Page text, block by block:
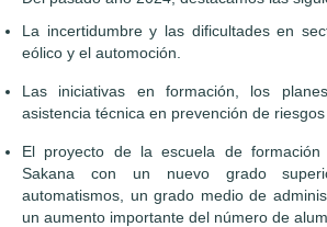
La incertidumbre y las dificultades en
eólico y el automoción.
Las iniciativas en formación, los
asistencia técnica en prevención de riesgos
El proyecto de la escuela de formación
Sakana con un nuevo grado
automatismos, un grado medio de
un aumento importante del número de